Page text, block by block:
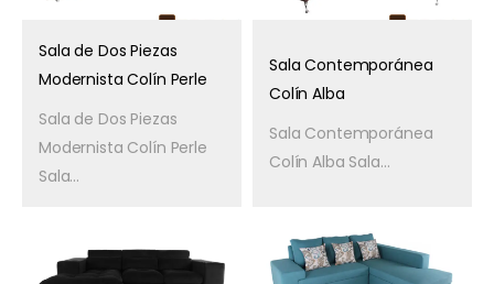
Sala de Dos Piezas
Modernista Colín Perle
Sala de Dos Piezas
Modernista Colín Perle
Sala...
Sala Contemporánea
Colín Alba
Sala Contemporánea
Colín Alba Sala...